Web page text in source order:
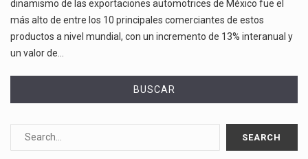
dinamismo de las exportaciones automotrices de México fue el
más alto de entre los 10 principales comerciantes de estos
productos a nivel mundial, con un incremento de 13% interanual y
un valor de…
BUSCAR